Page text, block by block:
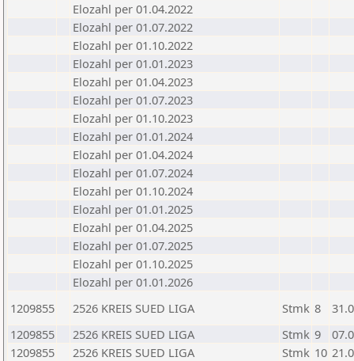
Elozahl per 01.04.2022
Elozahl per 01.07.2022
Elozahl per 01.10.2022
Elozahl per 01.01.2023
Elozahl per 01.04.2023
Elozahl per 01.07.2023
Elozahl per 01.10.2023
Elozahl per 01.01.2024
Elozahl per 01.04.2024
Elozahl per 01.07.2024
Elozahl per 01.10.2024
Elozahl per 01.01.2025
Elozahl per 01.04.2025
Elozahl per 01.07.2025
Elozahl per 01.10.2025
Elozahl per 01.01.2026
1209855
2526 KREIS SUED LIGA Stmk 8
1209855
2526 KREIS SUED LIGA Stmk 9
1209855
2526 KREIS SUED LIGA Stmk 10